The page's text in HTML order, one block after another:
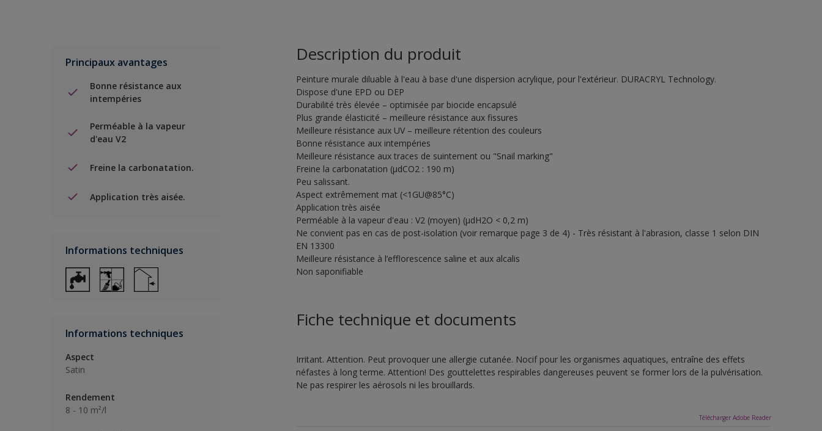
Principaux avantages
Bonne résistance aux
intempéries
Perméable à la vapeur
d'eau V2
Freine la carbonatation.
Application très aisée.
Informations techniques
Informations techniques
Aspect
Satin
Rendement
8 - 10 m²/l
Description du produit
Peinture murale diluable à l'eau à base d'une dispersion acrylique, pour l'extérieur. DURACRYL Technology.
Dispose d'une EPD ou DEP
Durabilité très élevée – optimisée par biocide encapsulé
Plus grande élasticité – meilleure résistance aux fissures
Meilleure résistance aux UV – meilleure rétention des couleurs
Bonne résistance aux intempéries
Meilleure résistance aux traces de suintement ou "Snail marking"
Freine la carbonatation (µdCO2 : 190 m)
Peu salissant.
Aspect extrêmement mat (<1GU@85°C)
Application très aisée
Perméable à la vapeur d'eau : V2 (moyen) (µdH2O < 0,2 m)
Ne convient pas en cas de post-isolation (voir remarque page 3 de 4) - Très résistant à l'abrasion, classe 1 selon DIN
EN 13300
Meilleure résistance à l’efflorescence saline et aux alcalis
Non saponifiable
Fiche technique et documents
Irritant. Attention. Peut provoquer une allergie cutanée. Nocif pour les organismes aquatiques, entraîne des effets
néfastes à long terme. Attention! Des gouttelettes respirables dangereuses peuvent se former lors de la pulvérisation.
Ne pas respirer les aérosols ni les brouillards.
Télécharger Adobe Reader